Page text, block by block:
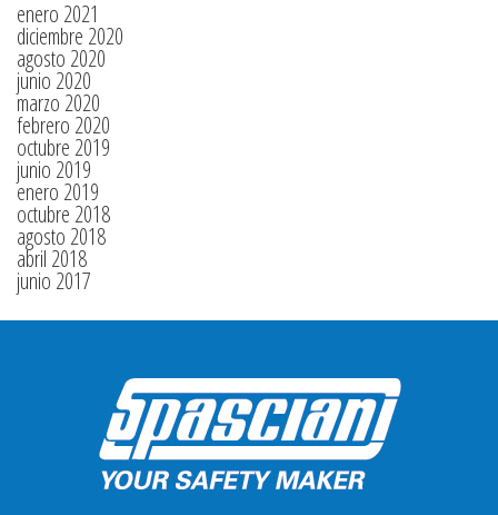
enero 2021
diciembre 2020
agosto 2020
junio 2020
marzo 2020
febrero 2020
octubre 2019
junio 2019
enero 2019
octubre 2018
agosto 2018
abril 2018
junio 2017